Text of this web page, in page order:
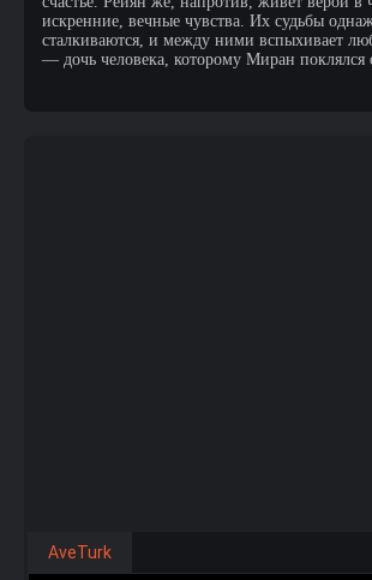
искренние, вечные чувства. Их судьбы
сталкиваются, и между ними вспыхивает
— дочь человека, которому Миран поклялся
AveTurk